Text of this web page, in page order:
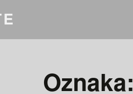
Oznaka: